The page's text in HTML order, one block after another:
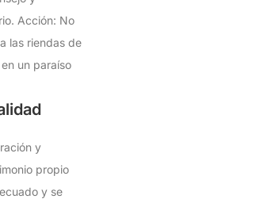
Acción: No
las riendas de
un paraíso
y
propio
y se